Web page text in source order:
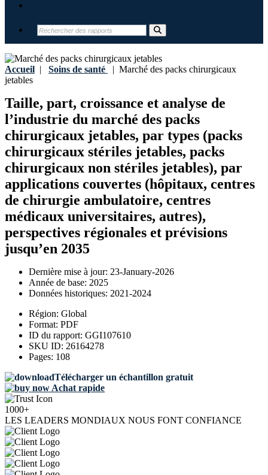
Accueil | Soins de santé | Marché des packs chirurgicaux
jetables
Taille, part, croissance et analyse de
l’industrie du marché des packs
chirurgicaux jetables, par types (packs
chirurgicaux stériles jetables, packs
chirurgicaux non stériles jetables), par
applications couvertes (hôpitaux, centres
de chirurgie ambulatoire, centres
médicaux universitaires, autres),
perspectives régionales et prévisions
jusqu’en 2035
Dernière mise à jour: 23-January-2026
Année de base: 2025
Données historiques: 2021-2024
Région: Global
Format: PDF
ID du rapport: GGI107610
SKU ID: 26164278
Pages: 108
Télécharger un échantillon gratuit
Achat rapide
1000+
LES LEADERS MONDIAUX NOUS FONT CONFIANCE